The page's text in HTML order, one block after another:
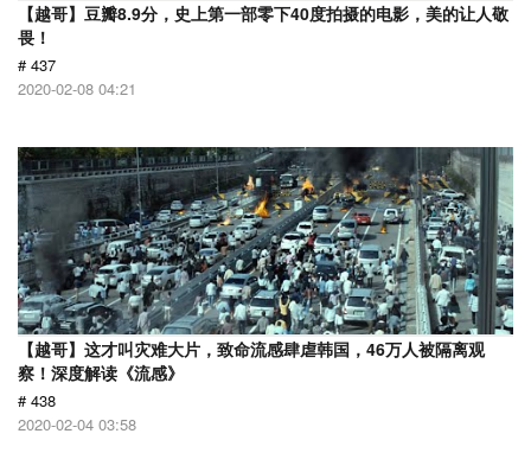
【越哥】豆瓣8.9分，史上第一部零下40度拍摄的电影，美的让人敬
畏！
# 437
2020-02-08 04:21
【越哥】这才叫灾难大片，致命流感肆虐韩国，46万人被隔离观
察！深度解读《流感》
# 438
2020-02-04 03:58